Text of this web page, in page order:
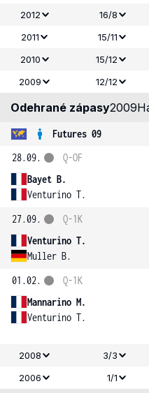
2012
16/8
2011
15/11
2010
15/12
2009
12/12
Odehrané zápasy2009
Futures 09
28.09.
Bayet B.
Venturino T.
Q-OF
27.09.
Venturino T.
Muller B.
Q-1K
01.02.
Mannarino M.
Venturino T.
Q-1K
2008 3/3
2006
1/1